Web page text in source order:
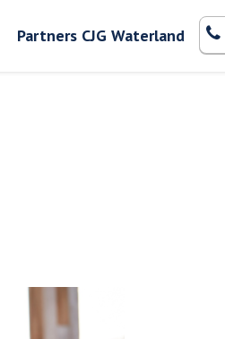
Partners CJG Waterland